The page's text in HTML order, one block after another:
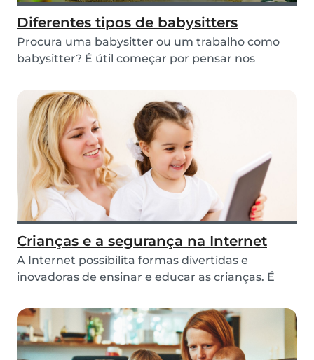
Diferentes tipos de babysitters
Procura uma babysitter ou um trabalho como
babysitter? É útil começar por pensar nos
Crianças e a segurança na Internet
A Internet possibilita formas divertidas e
inovadoras de ensinar e educar as crianças. É